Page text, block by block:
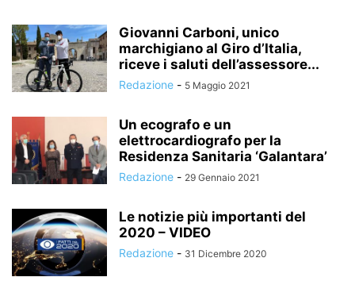
Giovanni Carboni, unico
marchigiano al Giro d’Italia,
riceve i saluti dell’assessore...
Redazione - 5 Maggio 2021
Un ecografo e un
elettrocardiografo per la
Residenza Sanitaria ‘Galantara’
Redazione - 29 Gennaio 2021
Le notizie più importanti del
2020 – VIDEO
Redazione - 31 Dicembre 2020